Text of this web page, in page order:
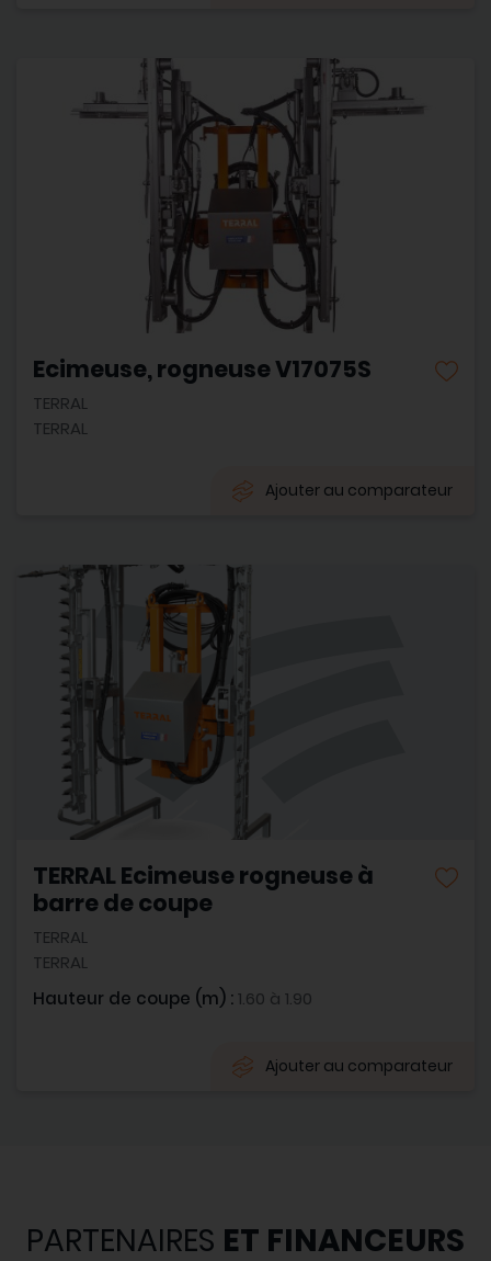
Ecimeuse, rogneuse V17075S
TERRAL
TERRAL
Ajouter au comparateur
TERRAL Ecimeuse rogneuse à
barre de coupe
TERRAL
TERRAL
Hauteur de coupe (m) :1.60 à 1.90
Ajouter au comparateur
PARTENAIRES ET FINANCEURS